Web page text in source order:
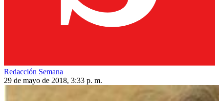
Redacción Semana
29 de mayo de 2018, 3:33 p. m.